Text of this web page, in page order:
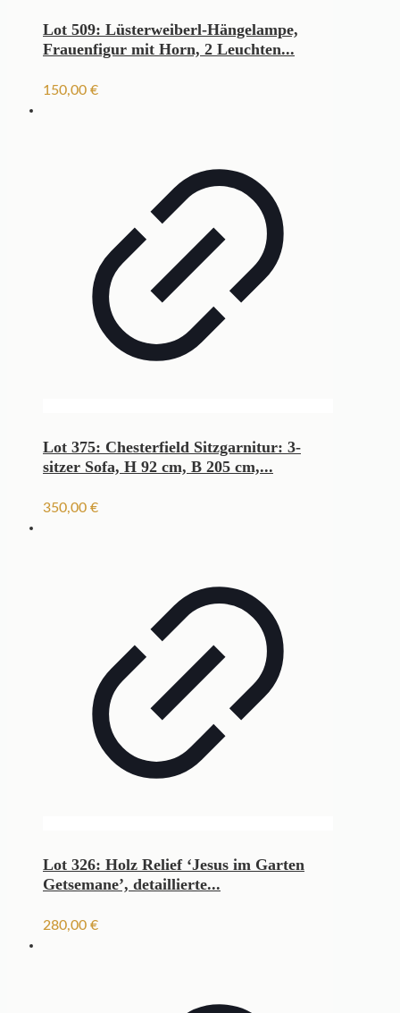
Lot 509: Lüsterweiberl-Hängelampe,
Frauenfigur mit Horn, 2 Leuchten...
150,00 €
Lot 375: Chesterfield Sitzgarnitur: 3-
sitzer Sofa, H 92 cm, B 205 cm,...
350,00 €
Lot 326: Holz Relief ‘Jesus im Garten
Getsemane’, detaillierte...
280,00 €